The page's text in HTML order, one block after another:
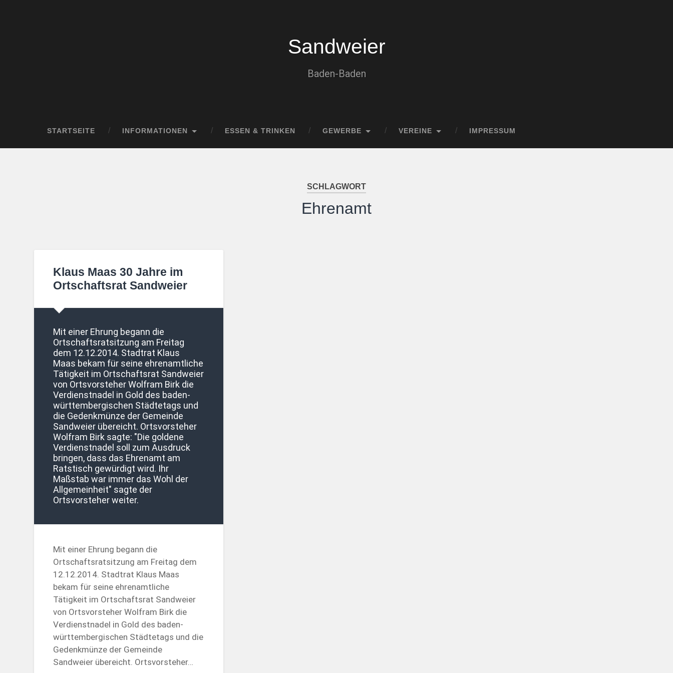
Sandweier
Baden-Baden
STARTSEITE INFORMATIONEN ESSEN & TRINKEN GEWERBE VEREINE IMPRESSUM
SCHLAGWORT
Ehrenamt
Klaus Maas 30 Jahre im
Ortschaftsrat Sandweier
Mit einer Ehrung begann die
Ortschaftsratsitzung am Freitag
dem 12.12.2014. Stadtrat Klaus
Maas bekam für seine ehrenamtliche
Tätigkeit im Ortschaftsrat Sandweier
von Ortsvorsteher Wolfram Birk die
Verdienstnadel in Gold des baden-
württembergischen Städtetags und
die Gedenkmünze der Gemeinde
Sandweier übereicht. Ortsvorsteher
Wolfram Birk sagte: "Die goldene
Verdienstnadel soll zum Ausdruck
bringen, dass das Ehrenamt am
Ratstisch gewürdigt wird. Ihr
Maßstab war immer das Wohl der
Allgemeinheit" sagte der
Ortsvorsteher weiter.
Mit einer Ehrung begann die
Ortschaftsratsitzung am Freitag dem
12.12.2014. Stadtrat Klaus Maas
bekam für seine ehrenamtliche
Tätigkeit im Ortschaftsrat Sandweier
von Ortsvorsteher Wolfram Birk die
Verdienstnadel in Gold des baden-
württembergischen Städtetags und die
Gedenkmünze der Gemeinde
Sandweier übereicht. Ortsvorsteher…